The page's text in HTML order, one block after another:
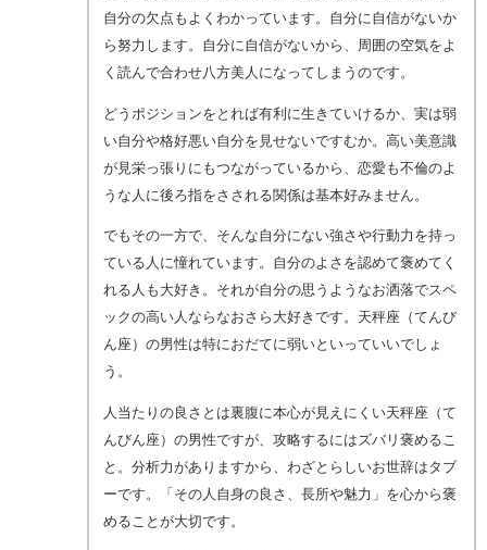
自分の欠点もよくわかっています。自分に自信がないか
ら努力します。自分に自信がないから、周囲の空気をよ
く読んで合わせ八方美人になってしまうのです。
どうポジションをとれば有利に生きていけるか、実は弱
い自分や格好悪い自分を見せないですむか。高い美意識
が見栄っ張りにもつながっているから、恋愛も不倫のよ
うな人に後ろ指をさされる関係は基本好みません。
でもその一方で、そんな自分にない強さや行動力を持っ
ている人に憧れています。自分のよさを認めて褒めてく
れる人も大好き。それが自分の思うようなお洒落でスペ
ックの高い人ならなおさら大好きです。天秤座（てんび
ん座）の男性は特におだてに弱いといっていいでしょ
う。
人当たりの良さとは裏腹に本心が見えにくい天秤座（て
んびん座）の男性ですが、攻略するにはズバリ褒めるこ
と。分析力がありますから、わざとらしいお世辞はタブ
ーです。「その人自身の良さ、長所や魅力」を心から褒
めることが大切です。